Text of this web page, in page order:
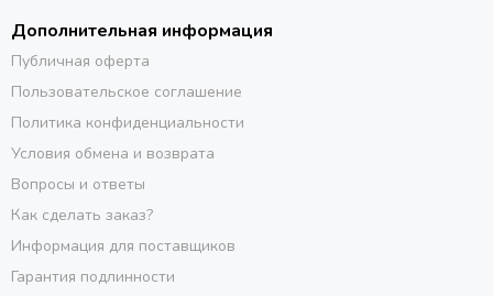
Дополнительная информация
Публичная оферта
Пользовательское соглашение
Политика конфиденциальности
Условия обмена и возврата
Вопросы и ответы
Как сделать заказ?
Информация для поставщиков
Гарантия подлинности